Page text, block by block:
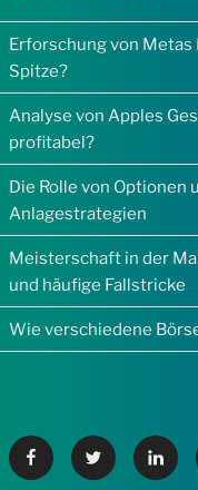
Erforschung von Metas
Spitze?
Analyse von Apples
profitabel?
Die Rolle von Optionen
Anlagestrategien
Meisterschaft in der
und häufige Fallstricke
Wie verschiedene
FacebookTwitter